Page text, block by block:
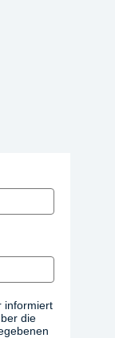
informiert
die